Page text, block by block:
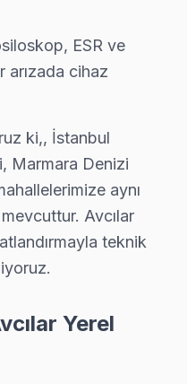
ULED 4K modelinde
sistemi Smart
önce şunları
televizyon servisi her an
de destek
Hisense televizyon
Hisense uzmanı
Sahili, Marmara Denizi
arayın. 0850 811 14
ESR ve
cihaz
ki,, İstanbul
Marmara Denizi
aynı
Avcılar
teknik
Yerel